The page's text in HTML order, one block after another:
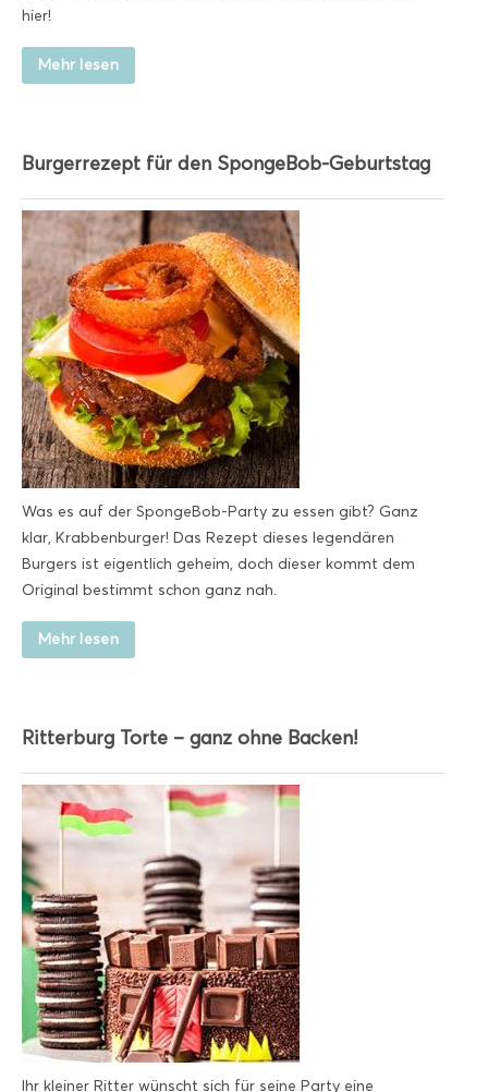
hier!
Mehr lesen
Burgerrezept für den SpongeBob-Geburtstag
Was es auf der SpongeBob-Party zu essen gibt? Ganz
klar, Krabbenburger! Das Rezept dieses legendären
Burgers ist eigentlich geheim, doch dieser kommt dem
Original bestimmt schon ganz nah.
Mehr lesen
Ritterburg Torte – ganz ohne Backen!
Ihr kleiner Ritter wünscht sich für seine Party eine